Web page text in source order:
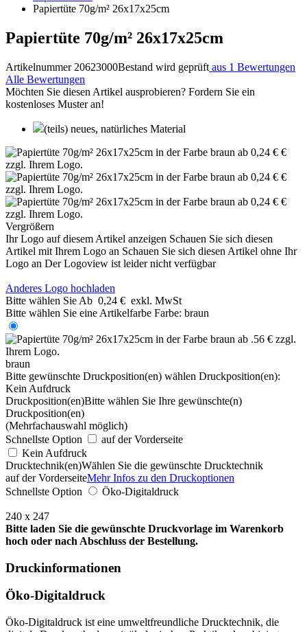
Papiertüte 70g/m² 26x17x25cm
Papiertüte 70g/m² 26x17x25cm
Artikelnummer 20623000Bestand wird geprüft aus 1 Bewertungen
Alle Bewertungen
Möchten Sie diesen Artikel ausprobieren? Fordern Sie ein
kostenloses Muster an!
(teils) neues, natürliches Material
Vergrößern
Ihr Logo auf diesem Artikel anzeigen Schauen Sie sich diesen
Artikel mit Ihrem Logo an Schauen Sie sich diesen Artikel ohne Ihr
Logo an Der Logoview ist leider nicht verfügbar
Anderes Logo hochladen
Bitte wählen Sie Ab 0,24 € exkl. MwSt
Bitte wählen Sie eine Artikelfarbe Farbe: braun
braun
Bitte gewünschte Druckposition(en) wählen Druckposition(en):
Kein Aufdruck
Druckposition(en)Bitte wählen Sie Ihre gewünschte(n)
Druckposition(en)
(Mehrfachauswahl möglich)
Schnellste Option
auf der Vorderseite
Kein Aufdruck
Drucktechnik(en)Wählen Sie die gewünschte Drucktechnik
auf der VorderseiteMehr Infos zu den Druckoptionen
Schnellste Option
Öko-Digitaldruck
240 x 247
Bitte laden Sie die gewünschte Druckvorlage im Warenkorb
hoch oder nach Abschluss der Bestellung.
Druckinformationen
Öko-Digitaldruck
Öko-Digitaldruck ist eine umweltfreundliche Drucktechnik, die